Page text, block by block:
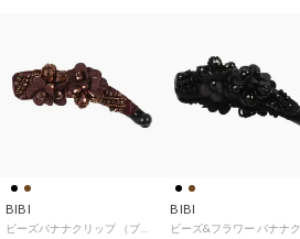
BIBI
ビーズバナナクリップ （ブロンズ）
BIBI